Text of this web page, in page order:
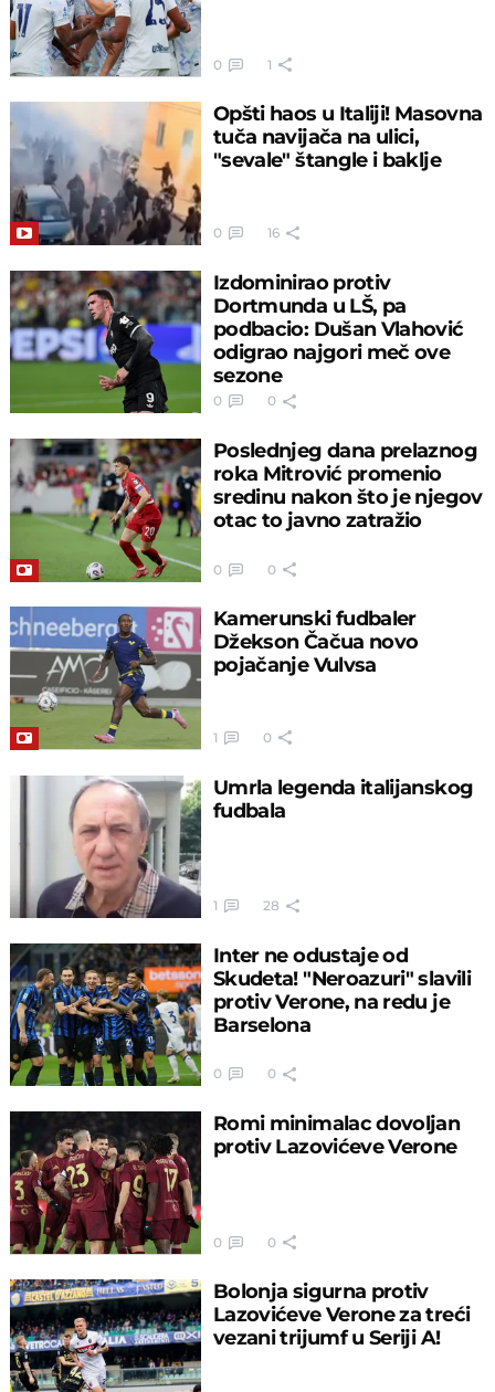
0 1
Opšti haos u Italiji! Masovna
tuča navijača na ulici,
"sevale" štangle i baklje
0 16
Izdominirao protiv
Dortmunda u LŠ, pa
podbacio: Dušan Vlahović
odigrao najgori meč ove
sezone
0 0
Poslednjeg dana prelaznog
roka Mitrović promenio
sredinu nakon što je njegov
otac to javno zatražio
0 0
Kamerunski fudbaler
Džekson Čačua novo
pojačanje Vulvsa
1 0
Umrla legenda italijanskog
fudbala
1 28
Inter ne odustaje od
Skudeta! "Neroazuri" slavili
protiv Verone, na redu je
Barselona
0 0
Romi minimalac dovoljan
protiv Lazovićeve Verone
0 0
Bolonja sigurna protiv
Lazovićeve Verone za treći
vezani trijumf u Seriji A!